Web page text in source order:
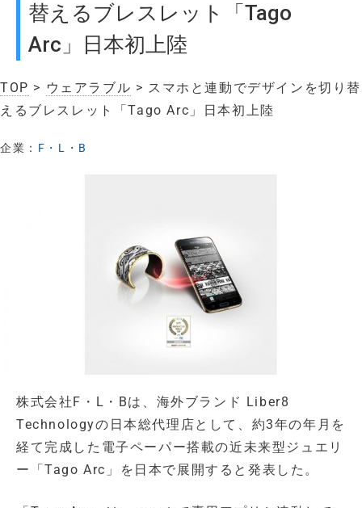
替えるブレスレット「Tago
Arc」日本初上陸
TOP > ウェアラブル > スマホと連動でデザインを切り替
えるブレスレット「Tago Arc」日本初上陸
企業： F・L・B
株式会社F・L・Bは、海外ブランド Liber8
Technologyの日本総代理店として、約3年の年月を
経て完成した電子ペーパー搭載の近未来型ジュエリ
ー「Tago Arc」を日本で展開すると発表した。